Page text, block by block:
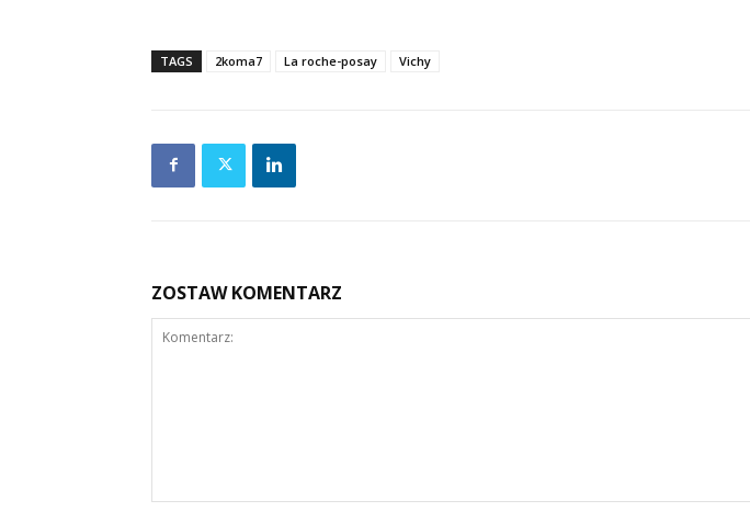
TAGS 2koma7 La roche-posay Vichy
ZOSTAW KOMENTARZ